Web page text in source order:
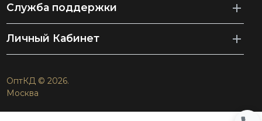
Служба поддержки
Личный Кабинет
ОптКД © 2026.
Москва